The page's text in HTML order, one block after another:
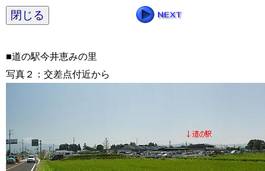
閉じる
■道の駅今井恵みの里
写真２：交差点付近から